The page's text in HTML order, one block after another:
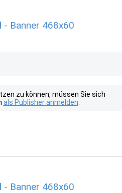
- Banner 468x60
zu können, müssen Sie sich
als Publisher anmelden
- Banner 468x60